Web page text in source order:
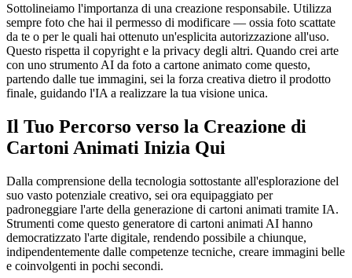
Sottolineiamo l'importanza di una creazione responsabile. Utilizza
sempre foto che hai il permesso di modificare — ossia foto scattate
da te o per le quali hai ottenuto un'esplicita autorizzazione all'uso.
Questo rispetta il copyright e la privacy degli altri. Quando crei arte
con uno strumento AI da foto a cartone animato come questo,
partendo dalle tue immagini, sei la forza creativa dietro il prodotto
finale, guidando l'IA a realizzare la tua visione unica.
Il Tuo Percorso verso la Creazione di
Cartoni Animati Inizia Qui
Dalla comprensione della tecnologia sottostante all'esplorazione del
suo vasto potenziale creativo, sei ora equipaggiato per
padroneggiare l'arte della generazione di cartoni animati tramite IA.
Strumenti come questo generatore di cartoni animati AI hanno
democratizzato l'arte digitale, rendendo possibile a chiunque,
indipendentemente dalle competenze tecniche, creare immagini belle
e coinvolgenti in pochi secondi.